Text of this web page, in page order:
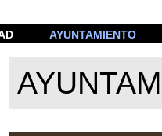
AYUNTAMIENTO